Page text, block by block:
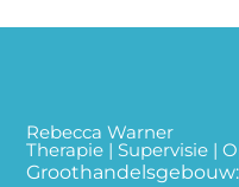
Rebecca Warner
Therapie | Supervisie |
Groothandelsgebouw: